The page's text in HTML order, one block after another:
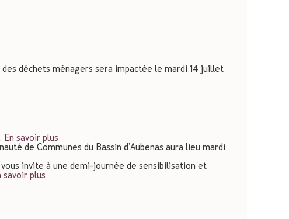
déchets ménagers sera impactée le mardi 14 juillet
En savoir plus
de Communes du Bassin d’Aubenas aura lieu mardi
vous invite à une demi-journée de sensibilisation et
savoir plus